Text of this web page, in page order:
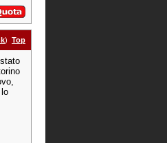
) Top